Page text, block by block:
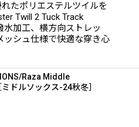
れたポリエステルツイルを
Twill 2 Tuck Track
水加工、横方向ストレッ
ッシュ仕様で快適な穿き心
Raza Middle
ドルソックス-24秋冬］